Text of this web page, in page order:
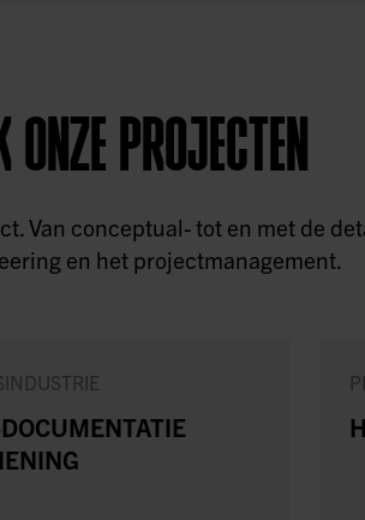
ONZE PROJECTEN
Van conceptual- tot en met de
en het projectmanagement.